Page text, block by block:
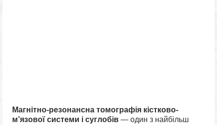
Магнітно-резонансна томографія кістково-
м’язової системи і суглобів — один з найбільш